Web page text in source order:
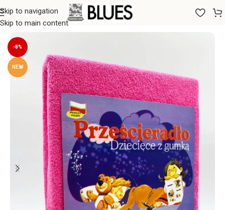
Skip to navigation
Skip to main content
Sākums/Gultas veļa/Palagi/Palagi ar gumiju
-8%
NEW